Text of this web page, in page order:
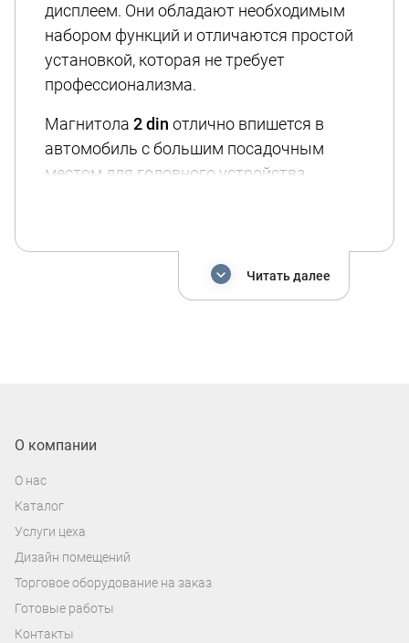
дисплеем. Они обладают необходимым
набором функций и отличаются простой
установкой, которая не требует
профессионализма.
Магнитола 2 din отлично впишется в
автомобиль с большим посадочным
местом для головного устройства.
Bluetooth. Особенность 2 din магнитол -
это наличие сенсорного экрана,
возможность подключения камеры
набором функций. Штатное головное
устройство - это полноценный
автомобильный планшет, благодаря его
возможностям, каждая минута
проведенная за рулем будет
незабываемой.
Читать далее
О компании
О нас
Каталог
Услуги цеха
Дизайн помещений
Торговое оборудование на заказ
Готовые работы
Контакты